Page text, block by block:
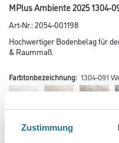
Zustimmung
MPlus Ambiente 2025 1304-
Art-Nr.:2054-001198
Hochwertiger Bodenbelag für
& Raummaß.
Farbtonbezeichnung: 1304-091